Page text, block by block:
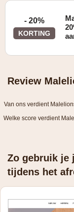
- 20%
KORTING
Review
Van ons verdient
Welke score verdient
Zo gebruik je
tijdens het